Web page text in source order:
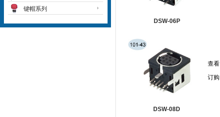
键帽系列
DSW-06P
查看
订购
DSW-08D